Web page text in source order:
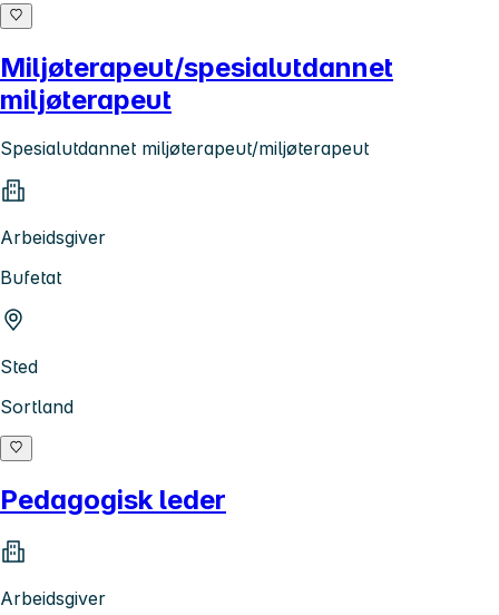
Miljøterapeut/spesialutdannet
miljøterapeut
Spesialutdannet miljøterapeut/miljøterapeut
Arbeidsgiver
Bufetat
Sted
Sortland
Pedagogisk leder
Arbeidsgiver